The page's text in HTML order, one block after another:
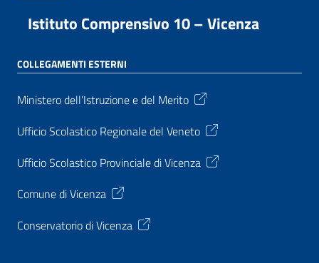
Istituto Comprensivo 10 – Vicenza
COLLEGAMENTI ESTERNI
Ministero dell’Istruzione e del Merito
Ufficio Scolastico Regionale del Veneto
Ufficio Scolastico Provinciale di Vicenza
Comune di Vicenza
Conservatorio di Vicenza